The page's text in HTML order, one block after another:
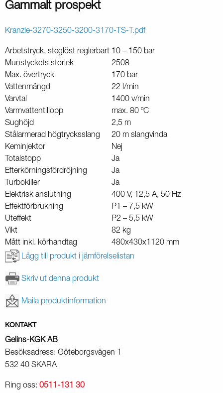
Gammalt prospekt
Kranzle-3270-3250-3200-3170-TS-T.pdf
Arbetstryck, steglöst reglerbart 10 – 150 bar
Munstyckets storlek
2508
Max. övertryck
170 bar
Vattenmängd
22 l/min
Varvtal
1400 v/min
Varmvattentillopp
max. 80 ºC
Sughöjd
2,5 m
Stålarmerad högtrycksslang
20 m slangvinda
Keminjektor
Nej
Totalstopp
Ja
Efterkörningsfördröjning
Ja
Turbokiller
Ja
Elektrisk anslutning
400 V, 12,5 A, 50 Hz
Effektförbrukning
Uteffekt
P1 – 7,5 kW
P2 – 5,5 kW
Vikt
82 kg
Mått inkl. körhandtag
480x430x1120 mm
Lägg till produkt i jämförelselistan
Skriv ut denna produkt
Maila produktinformation
KONTAKT
Gelins-KGK AB
Besöksadress: Göteborgsvägen 1
532 40 SKARA
Ring oss: 0511-131 30